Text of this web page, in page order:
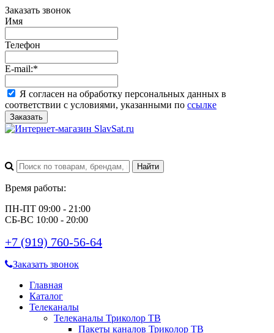
Заказать звонок
Имя
Телефон
E-mail:*
Я согласен на обработку персональных данных в
соответствии с условиями, указанными по ссылке
Заказать
Время работы:
ПН-ПТ 09:00 - 21:00
СБ-ВС 10:00 - 20:00
+7 (919) 760-56-64
Заказать звонок
Главная
Каталог
Телеканалы
Телеканалы Триколор ТВ
Пакеты каналов Триколор ТВ